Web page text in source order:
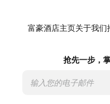
富豪酒店主页关于我们
抢先一步，